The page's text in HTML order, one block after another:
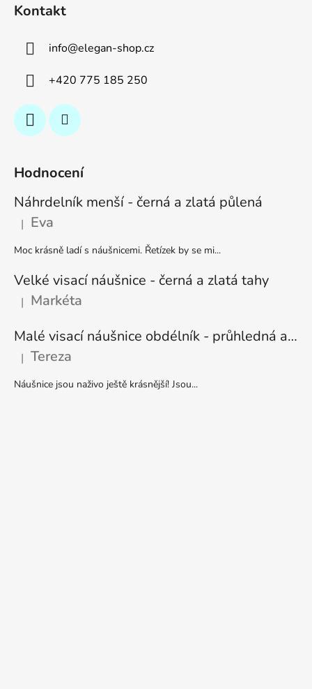
Kontakt
info@elegan-shop.cz
+420 775 185 250
Hodnocení
Náhrdelník menší - černá a zlatá půlená
Hodnocení produktu je 5 z 5 hvězdiček.
| Eva
Moc krásně ladí s náušnicemi. Řetízek by se mi...
Velké visací náušnice - černá a zlatá tahy
Hodnocení produktu je 5 z 5 hvězdiček.
| Markéta
Malé visací náušnice obdélník - průhledná a stříbrná
Hodnocení produktu je 5 z 5 hvězdiček.
| Tereza
Náušnice jsou naživo ještě krásnější! Jsou...